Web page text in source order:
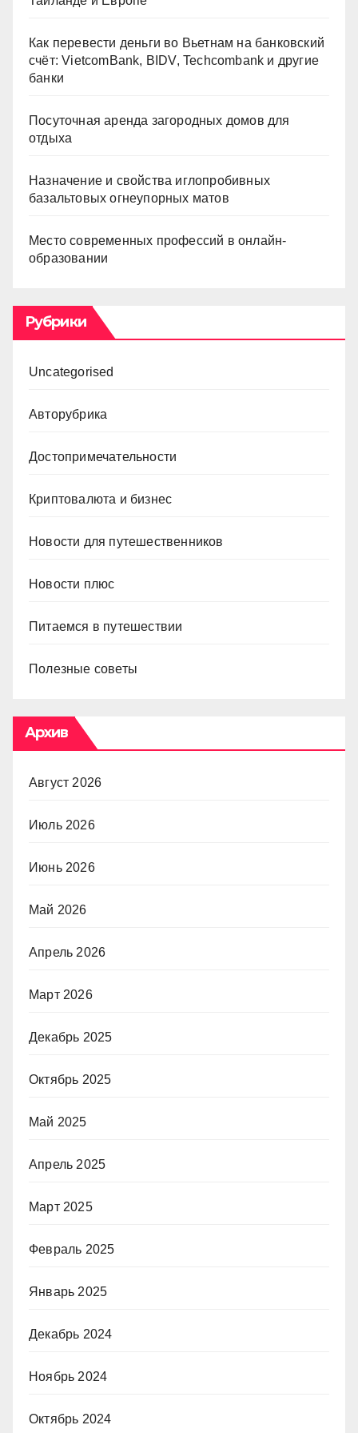
Как перевести деньги во Вьетнам на банковский
счёт: VietcomBank, BIDV, Techcombank и другие
банки
Посуточная аренда загородных домов для
отдыха
Назначение и свойства иглопробивных
базальтовых огнеупорных матов
Место современных профессий в онлайн-
образовании
Рубрики
Uncategorised
Авторубрика
Достопримечательности
Криптовалюта и бизнес
Новости для путешественников
Новости плюс
Питаемся в путешествии
Полезные советы
Архив
Август 2026
Июль 2026
Июнь 2026
Май 2026
Апрель 2026
Март 2026
Декабрь 2025
Октябрь 2025
Май 2025
Апрель 2025
Март 2025
Февраль 2025
Январь 2025
Декабрь 2024
Ноябрь 2024
Октябрь 2024